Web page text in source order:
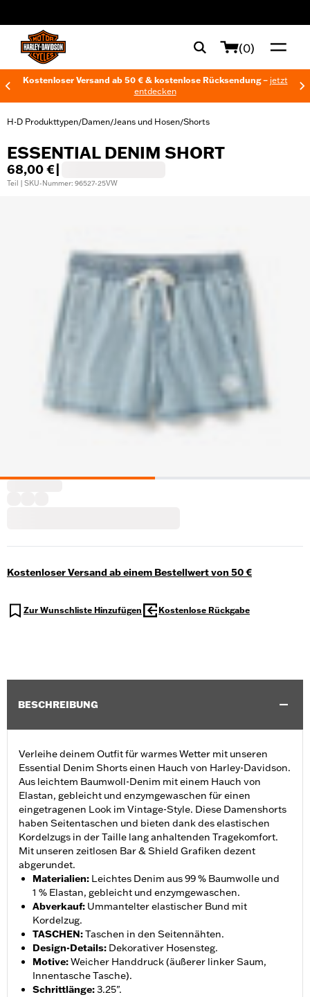
(0)
Kostenloser Versand ab 50 € & kostenlose Rücksendung – jetzt
entdecken
H-D Produkttypen/Damen/Jeans und Hosen/Shorts
ESSENTIAL DENIM SHORT
68,00 €
Teil | SKU-Nummer: 96527-25VW
Kostenloser Versand ab einem Bestellwert von 50 €
Zur Wunschliste Hinzufügen Kostenlose Rückgabe
BESCHREIBUNG
Verleihe deinem Outfit für warmes Wetter mit unseren
Essential Denim Shorts einen Hauch von Harley-Davidson.
Aus leichtem Baumwoll-Denim mit einem Hauch von
Elastan, gebleicht und enzymgewaschen für einen
eingetragenen Look im Vintage-Style. Diese Damenshorts
haben Seitentaschen und bieten dank des elastischen
Kordelzugs in der Taille lang anhaltenden Tragekomfort.
Mit unseren zeitlosen Bar & Shield Grafiken dezent
abgerundet.
Materialien: Leichtes Denim aus 99 % Baumwolle und
1 % Elastan, gebleicht und enzymgewaschen.
Abverkauf: Ummantelter elastischer Bund mit
Kordelzug.
TASCHEN:Taschen in den Seitennähten.
Design-Details: Dekorativer Hosensteg.
Motive:Weicher Handdruck (äußerer linker Saum,
Innentasche Tasche).
Schrittlänge:3.25".